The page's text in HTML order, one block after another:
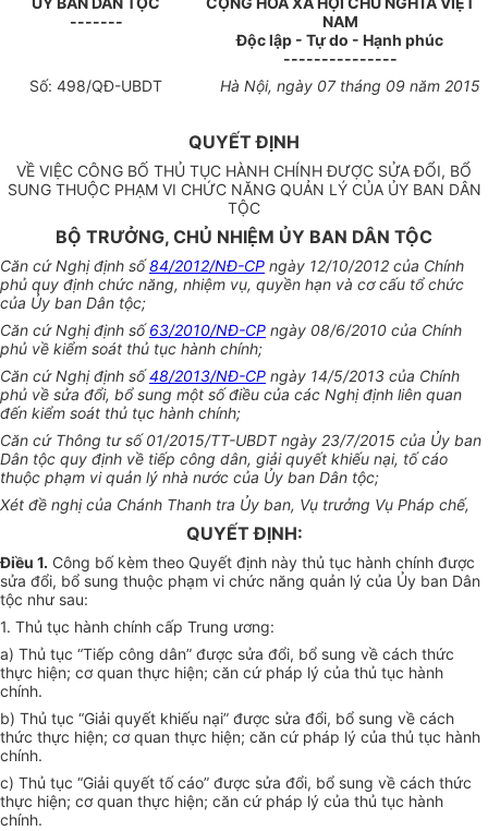
-------
NAM
Độc lập - Tự do - Hạnh phúc
---------------
Số: 498/QĐ-UBDT Hà Nội, ngày 07tháng 09năm 2015
QUYẾT ĐỊNH
VỀ VIỆC CÔNG BỐ THỦ TỤC HÀNH CHÍNH ĐƯỢC SỬA ĐỔI, BỔ
SUNG THUỘC PHẠM VI CHỨC NĂNG QUẢN LÝ CỦA ỦY BAN DÂN
TỘC
BỘ TRƯỞNG, CHỦ NHIỆM ỦY BAN DÂN TỘC
Căn cứ Nghị định số84/2012/NĐ-CP ngày 12/10/2012 của Chính
phủ quy định chức năng, nhiệm vụ, quyền hạn và cơ cấu tổ chức
của Ủy ban Dân tộc;
Căn cứ Nghị định số63/2010/NĐ-CP ngày 08/6/2010 của Chính
phủ về kiểm soát thủ tục hành chính;
Căn cứ Nghị định số48/2013/NĐ-CP ngày 14/5/2013 của Chính
phủ về sửa đổi, bổ sung một số điều của các Nghị định liên quan
đến kiểm soát thủ tục hành chính;
Căn cứ Thông tư số 01/2015/TT-UBDT ngày 23/7/2015 của Ủy ban
Dân tộc quy định về tiếp công dân, giải quyết khiếu nại, tố cáo
thuộc phạm vi quản lý nhà nước của Ủy ban Dân tộc;
Xét đề nghị của Chánh Thanh tra Ủy ban, Vụ trưởng Vụ Pháp chế,
QUYẾT ĐỊNH:
Điều 1. Công bố kèm theo Quyết định này thủ tục hành chính được
sửa đổi, bổ sung thuộc phạm vi chức năng quản lý của Ủy ban Dân
tộc như sau:
1. Thủ tục hành chính cấp Trung ương:
a) Thủ tục “Tiếp công dân” được sửa đổi, bổ sung về cách thức
thực hiện; cơ quan thực hiện; căn cứ pháp lý của thủ tục hành
chính.
b) Thủ tục “Giải quyết khiếu nại” được sửa đổi, bổ sung về cách
thức thực hiện; cơ quan thực hiện; căn cứ pháp lý của thủ tục hành
chính.
c) Thủ tục “Giải quyết tố cáo” được sửa đổi, bổ sung về cách thức
thực hiện; cơ quan thực hiện; căn cứ pháp lý của thủ tục hành
chính.